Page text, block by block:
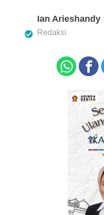
Ian Arieshandy
Redaksi